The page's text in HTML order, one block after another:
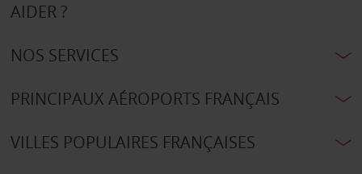
AIDER ?
NOS SERVICES
PRINCIPAUX AÉROPORTS FRANÇAIS
VILLES POPULAIRES FRANÇAISES